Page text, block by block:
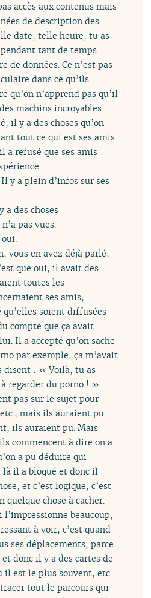
accès aux contenus mais
de description des
date, telle heure, tu as
tant de temps.
de données. Ce n’est pas
dans ce qu’ils
qu’on n’apprend pas qu’il
machins incroyables.
il y a des choses qu’on
tout ce qui est ses amis.
a refusé que ses amis
y a plein d’infos sur ses
a des choses
pas vues.
oui.
vous en avez déjà parlé,
que oui, il avait des
toutes les
ses amis,
soient diffusées
compte que ça avait
Il a accepté qu’on sache
par exemple, ça m’avait
disent : « Voilà, tu as
regarder du porno ! »
pas sur le sujet pour
mais ils auraient pu.
ils auraient pu. Mais
commencent à dire on a
a pu déduire qui
là il a bloqué et donc il
et c’est logique, c’est
chose à cacher.
l’impressionne beaucoup,
à voir, c’est quand
ses déplacements, parce
donc il y a des cartes de
il est le plus souvent, etc.
tout le parcours qui